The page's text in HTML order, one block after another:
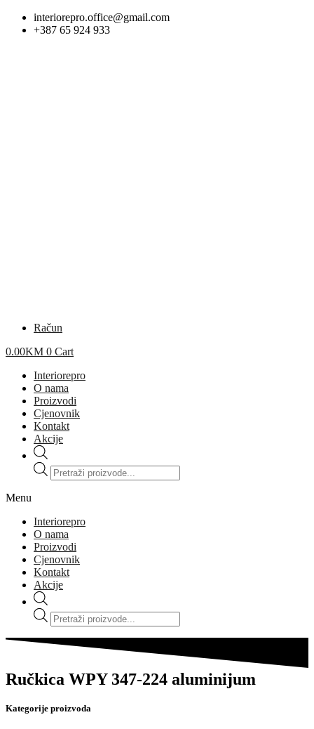
Skip
interiorepro.office@gmail.com
+387 65 924 933
Račun
0.00KM 0 Cart
Interiorepro
O nama
Proizvodi
Cjenovnik
Kontakt
Akcije
Products
search
Menu
Interiorepro
O nama
Proizvodi
Cjenovnik
Kontakt
Akcije
Products
search
Ručkica WPY 347-224 aluminijum
Kategorije proizvoda